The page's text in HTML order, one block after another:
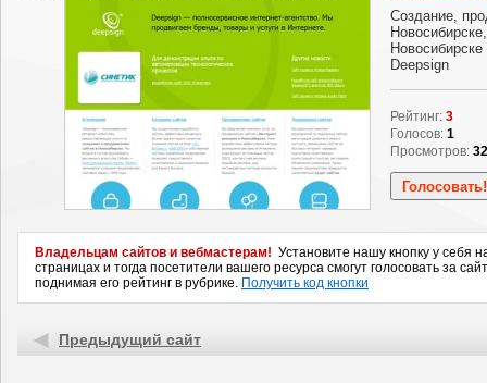
Создание,
Deepsign
Рейтинг: 3
Голосов: 1
Просмотров:
Владельцам сайтов и вебмастерам! Установите нашу кнопку у себя
страницах и тогда посетители вашего ресурса смогут голосовать за
поднимая его рейтинг в рубрике. Получить код кнопки
Предыдущий сайт